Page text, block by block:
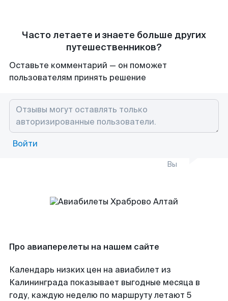
Часто летаете и знаете больше других
путешественников?
Оставьте комментарий — он поможет
пользователям принять решение
Войти
Вы
Про авиаперелеты на нашем сайте
Календарь низких цен на авиабилет из
Калининграда показывает выгодные месяца в
году, каждую неделю по маршруту летают 5